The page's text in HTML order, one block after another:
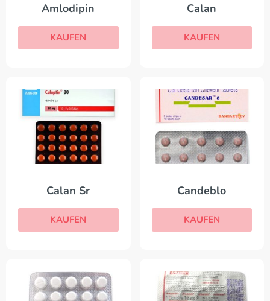
Amlodipin
KAUFEN
Calan
KAUFEN
Calan Sr
KAUFEN
Candeblo
KAUFEN